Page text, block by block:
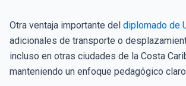
Otra ventaja importante del diplomado de
adicionales de transporte o
incluso en otras ciudades de la Costa
manteniendo un enfoque pedagógico